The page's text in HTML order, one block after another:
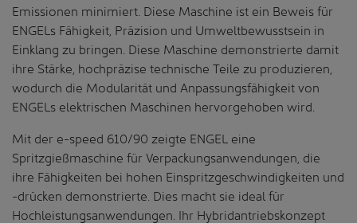
Emissionen minimiert. Diese Maschine ist ein Beweis für
ENGELs Fähigkeit, Präzision und Umweltbewusstsein in
Einklang zu bringen. Diese Maschine demonstrierte damit
ihre Stärke, hochpräzise technische Teile zu produzieren,
wodurch die Modularität und Anpassungsfähigkeit von
ENGELs elektrischen Maschinen hervorgehoben wird.
Mit der e-speed 610/90 zeigte ENGEL eine
Spritzgießmaschine für Verpackungsanwendungen, die
ihre Fähigkeiten bei hohen Einspritzgeschwindigkeiten und
-drücken demonstrierte. Dies macht sie ideal für
Hochleistungsanwendungen. Ihr Hybridantriebskonzept